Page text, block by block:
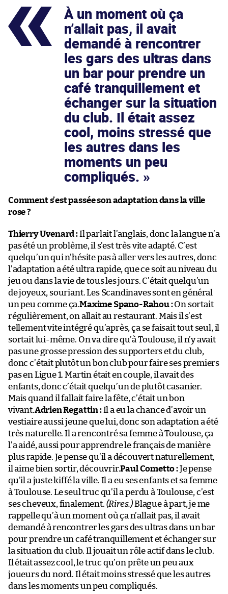
À un moment où ça
n’allait pas, il avait
demandé à rencontrer
les gars des ultras dans
un bar pour prendre un
café tranquillement et
échanger sur la situation
du club. Il était assez
cool, moins stressé que
les autres dans les
moments un peu
compliqués.
Comment s’est passée son adaptation dans la ville
rose ?
Thierry Uvenard :Il parlait l’anglais, donc la langue n’a
pas été un problème, il s’est très vite adapté. C’est
quelqu’un qui n’hésite pas à aller vers les autres, donc
l’adaptation a été ultra rapide, que ce soit au niveau du
jeu ou dans la vie de tous les jours. C’était quelqu’un
de joyeux, souriant. Les Scandinaves sont en général
un peu comme ça.Maxime Spano-Rahou :On sortait
régulièrement, on allait au restaurant. Mais il s’est
tellement vite intégré qu’après, ça se faisait tout seul, il
sortait lui-même. On va dire qu’à Toulouse, il n’y avait
pas une grosse pression des supporters et du club,
donc c’était plutôt un bon club pour faire ses premiers
pas en Ligue 1. Martin était en couple, il avait des
enfants, donc c’était quelqu’un de plutôt casanier.
Mais quand il fallait faire la fête, c’était un bon
vivant.Adrien Regattin :Il a eu la chance d’avoir un
vestiaire aussi jeune que lui, donc son adaptation a été
très naturelle. Il a rencontré sa femme à Toulouse, ça
l’a aidé, aussi pour apprendre le français de manière
plus rapide. Je pense qu’il a découvert naturellement,
il aime bien sortir, découvrir.Paul Cometto :Je pense
qu’il a juste kiffé la ville. Il a eu ses enfants et sa femme
à Toulouse. Le seul truc qu’il a perdu à Toulouse, c’est
ses cheveux, finalement. (Rires.)Blague à part, je me
rappelle qu’à un moment où ça n’allait pas, il avait
demandé à rencontrer les gars des ultras dans un bar
pour prendre un café tranquillement et échanger sur
la situation du club. Il jouait un rôle actif dans le club.
Il était assez cool, le truc qu’on prête un peu aux
joueurs du nord. Il était moins stressé que les autres
dans les moments un peu compliqués.